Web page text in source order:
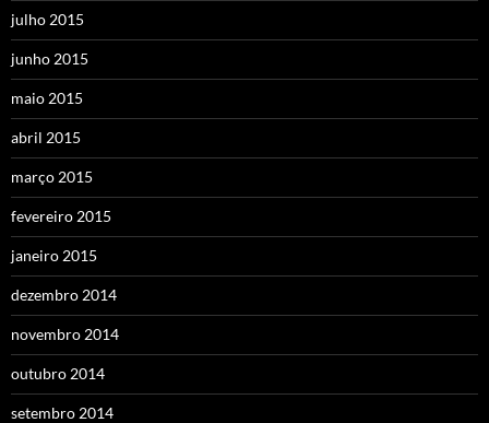
julho 2015
junho 2015
maio 2015
abril 2015
março 2015
fevereiro 2015
janeiro 2015
dezembro 2014
novembro 2014
outubro 2014
setembro 2014